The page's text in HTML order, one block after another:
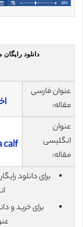
دانلود
عنوان فارسی
مقاله:
عنوان
انگلیسی
مقاله:
calf
برای خرید و